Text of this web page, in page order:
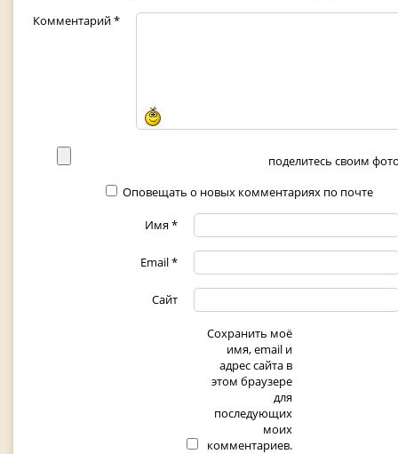
Комментарий*
поделитесь своим
Оповещать о новых комментариях по почте
Имя*
Email*
Сайт
Сохранить моё
имя, email и
адрес сайта в
этом браузере
для
последующих
моих
комментариев.